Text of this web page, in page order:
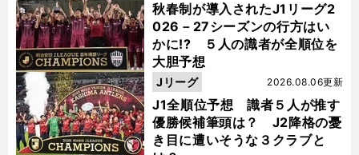
秋春制が導入されたJ1リーグ2
026－27シーズンの行方はい
かに!? ５人の識者が全順位を
大胆予想
J1全順位予想 識者５人が推す
優勝候補筆頭は？ J2降格の憂
き目に遭いそうな３クラブと
2026.08.06更新
Jリーグ